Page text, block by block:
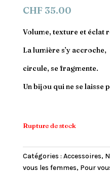
CHF35.00
Volume, texture et éclat
La lumière s’y accroche,
circule, se fragmente.
Un bijou qui ne se laisse
Rupture de stock
Catégories : Accessoires,
vous les femmes, Pour